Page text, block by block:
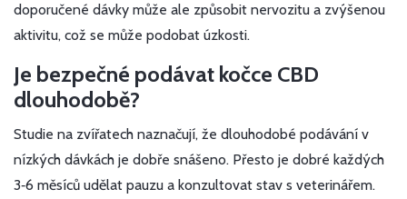
doporučené dávky může ale způsobit nervozitu a zvýšenou
aktivitu, což se může podobat úzkosti.
Je bezpečné podávat kočce CBD
dlouhodobě?
Studie na zvířatech naznačují, že dlouhodobé podávání v
nízkých dávkách je dobře snášeno. Přesto je dobré každých
3‑6 měsíců udělat pauzu a konzultovat stav s veterinářem.